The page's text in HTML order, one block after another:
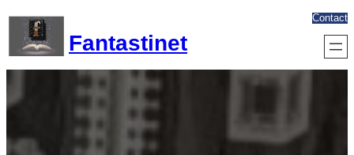
contenu
Fantastinet
Contact